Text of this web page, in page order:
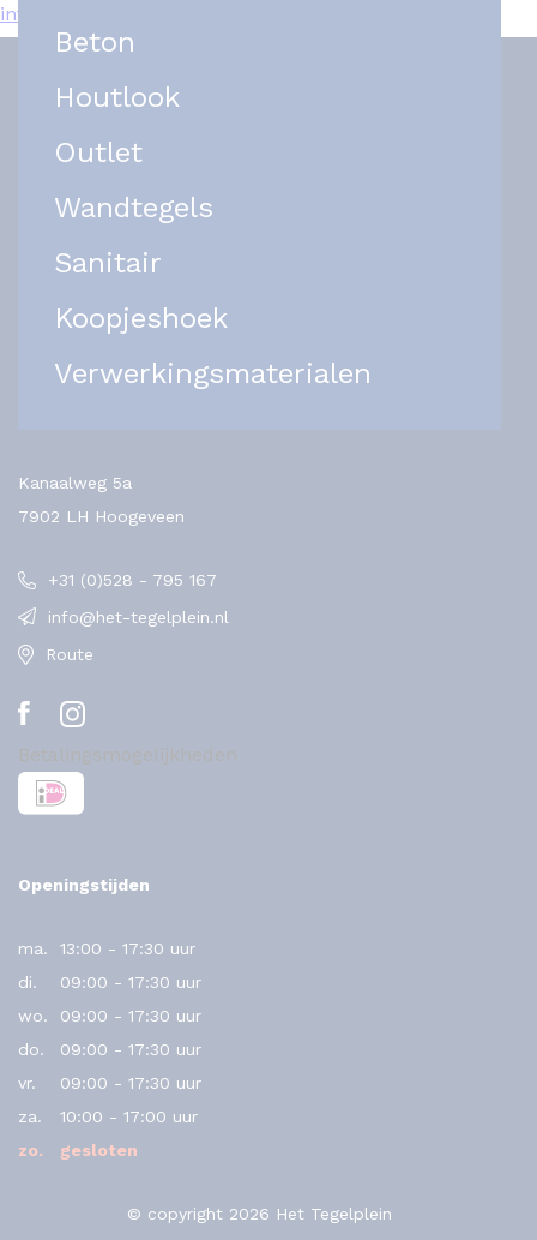
info@het-tegelplein.nl
Beton
Houtlook
Outlet
Wandtegels
Sanitair
Koopjeshoek
Verwerkingsmaterialen
Kanaalweg 5a
7902 LH Hoogeveen
+31 (0)528 - 795 167
info@het-tegelplein.nl
Route
Openingstijden
ma.
13:00 - 17:30 uur
di.
09:00 - 17:30 uur
wo.
09:00 - 17:30 uur
do.
09:00 - 17:30 uur
vr.
09:00 - 17:30 uur
za.
10:00 - 17:00 uur
zo.
gesloten
© copyright 2026 Het Tegelplein